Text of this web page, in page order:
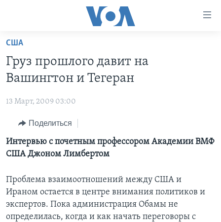
Перейти
основной
контент
навигации
Перейти
ПРОГРАММЫ
НОВОСТИ ЗА МИНУТУ
ИТОГИ
ПОЧЕМУ ЭТО ВАЖНО?
ДИСКУССИЯ VOA
ДЕТАЛИ
НЬЮ-ЙОРК NEW YORK
УЧИМ АНГЛИЙСКИЙ
НАША АМЕРИКАНСКАЯ ИСТОРИЯ
А КАК В АМЕРИКЕ?
АРТЕФАКТЫ
АМЕРИКАНСКИЕ ГОРОДКИ
ТЕСТЫ
ЭКСПЕРТИЗА
ИНТЕРВЬЮ
ФАКТЫ ПРОТИВ ФЕЙКОВ
ЗА СВОБОДУ ПРЕССЫ
УЧИМ АНГЛИЙСКИЙ
ВИДЕО
ПОДПИСКА НА НОВОСТИ
США
Груз прошлого давит на
Вашингтон и Тегеран
13 Март, 2009 03:00
Поделиться
Интервью с почетным профессором Академии ВМФ
США Джоном Лимбертом
Проблема взаимоотношений между США и
Ираном остается в центре внимания политиков и
экспертов. Пока администрация Обамы не
определилась, когда и как начать переговоры с